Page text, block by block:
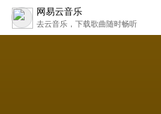
网易云音乐
去云音乐，下载歌曲随时畅听